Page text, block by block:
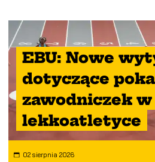
EBU: Nowe
dotyczące
zawodniczek w
lekkoatletyce
02 sierpnia 2026